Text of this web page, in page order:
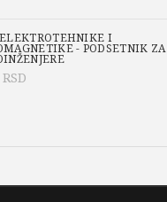
I
- PODSETNIK ZA
RSD